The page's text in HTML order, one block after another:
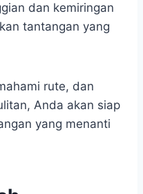
dan kemiringan
tantangan yang
rute, dan
Anda akan siap
yang menanti